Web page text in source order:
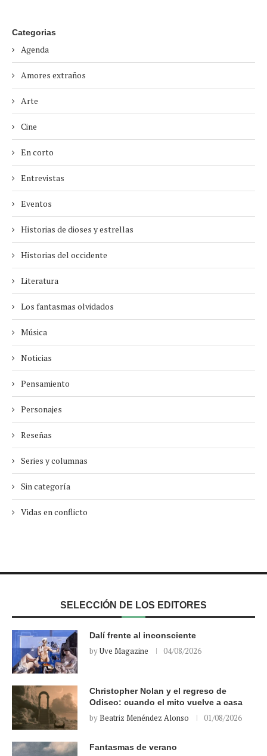
Categorias
Agenda
Amores extraños
Arte
Cine
En corto
Entrevistas
Eventos
Historias de dioses y estrellas
Historias del occidente
Literatura
Los fantasmas olvidados
Música
Noticias
Pensamiento
Personajes
Reseñas
Series y columnas
Sin categoría
Vidas en conflicto
SELECCIÓN DE LOS EDITORES
Dalí frente al inconsciente
byUve Magazine 04/08/2026
Christopher Nolan y el regreso de
Odiseo: cuando el mito vuelve a casa
byBeatriz Menéndez Alonso 01/08/2026
Fantasmas de verano